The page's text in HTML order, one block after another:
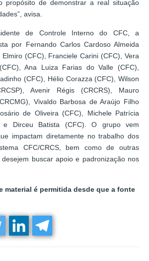
propósito de demonstrar a real situação
avisa.
de Controle Interno do CFC, a
por Fernando Carlos Cardoso Almeida
Elmiro (CFC), Franciele Carini (CFC), Vera
Ana Luiza Farias do Valle (CFC),
(CFC), Hélio Corazza (CFC), Wilson
Avenir Régis (CRCRS), Mauro
Vivaldo Barbosa de Araújo Filho
de Oliveira (CFC), Michele Patrícia
e Dirceu Batista (CFC). O grupo vem
impactam diretamente no trabalho dos
CFC/CRCS, bem como de outras
buscar apoio e padronização nos
material é permitida desde que a fonte